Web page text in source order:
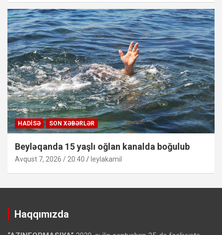
HADISƏ SON XƏBƏRLƏR
Beyləqanda 15 yaşlı oğlan kanalda boğulub
Avqust 7, 2026 / 20:40 leylakamil
Haqqımızda